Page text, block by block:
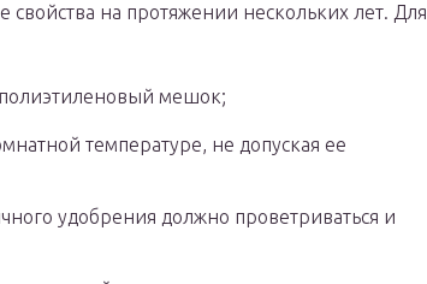
на протяжении нескольких лет. Для
мешок;
температуре, не допуская ее
удобрения должно проветриваться и